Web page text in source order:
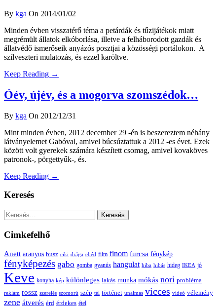
By kga On 2014/01/02
Minden évben visszatérő téma a petárdák és tűzijátékok miatt
megrémült állatok elkóborlása, illetve a felháborodott gazdák és
állatvédő ismerőseik anyázós posztjai a közösségi portálokon. A
szilveszteri mulatozás, és ezzel karöltve.
Keep Reading →
Óév, újév, és a mogorva szomszédok…
By kga On 2012/12/31
Mint minden évben, 2012 december 29 -én is beszereztem néhány
látványelemet Gabóval, amivel búcsúztattuk a 2012 -es évet. Ezek
között volt gyerekek számára készített csomag, amivel kovaköves
patronok-, pörgettyűk-, és.
Keep Reading →
Keresés
Keresés:
Cimkefelhő
Anett aranyos busz ciki drága ebéd film finom furcsa fénykép
fényképezés gabo gomba gyanús hangulat hiba hibás hideg IKEA jó
Keve konyha kép különleges lakás munka mókás nori probléma
reklám rossz szerelés szomorú szép tél történet unalmas vicces videó vélemény
zene átverés érd érdekes étel